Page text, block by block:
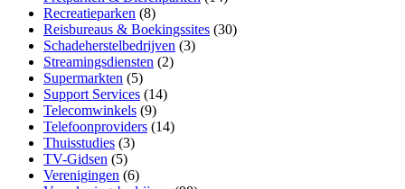
Recreatieparken (8)
Reisbureaus & Boekingssites (30)
Schadeherstelbedrijven (3)
Streamingsdiensten (2)
Supermarkten (5)
Support Services (14)
Telecomwinkels (9)
Telefoonproviders (14)
Thuisstudies (3)
TV-Gidsen (5)
Verenigingen (6)